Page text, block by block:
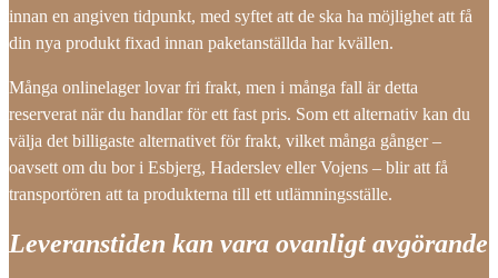
innan en angiven tidpunkt, med syftet att de ska ha möjlighet att få
din nya produkt fixad innan paketanställda har kvällen.
Många onlinelager lovar fri frakt, men i många fall är detta
reserverat när du handlar för ett fast pris. Som ett alternativ kan du
välja det billigaste alternativet för frakt, vilket många gånger –
oavsett om du bor i Esbjerg, Haderslev eller Vojens – blir att få
transportören att ta produkterna till ett utlämningsställe.
Leveranstiden kan vara ovanligt avgörande